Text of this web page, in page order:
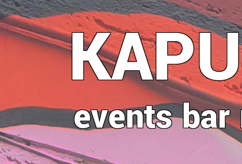
Direkt
zum
Inhalt
KAPU
events bar